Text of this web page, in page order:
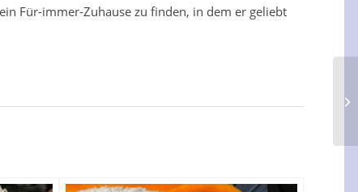
Für-immer-Zuhause zu finden, in dem er geliebt